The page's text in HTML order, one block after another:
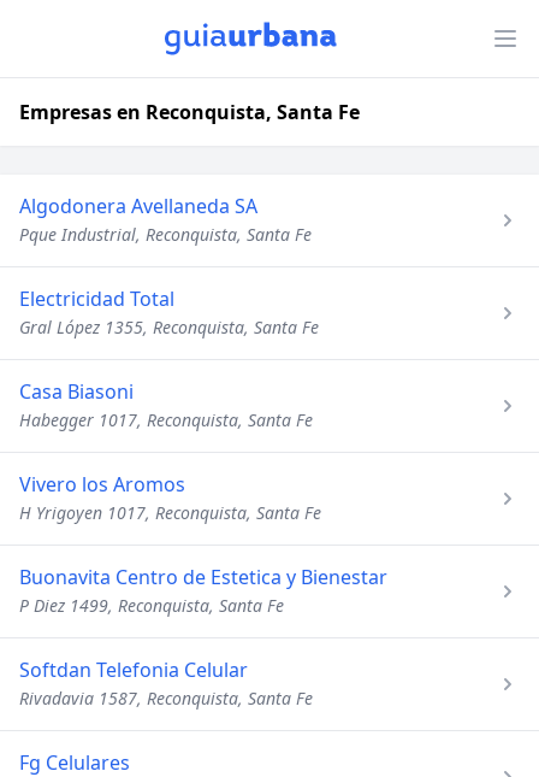
Empresas en Reconquista, Santa Fe
Algodonera Avellaneda SA
Pque Industrial, Reconquista, Santa Fe
Electricidad Total
Gral López 1355, Reconquista, Santa Fe
Casa Biasoni
Habegger 1017, Reconquista, Santa Fe
Vivero los Aromos
H Yrigoyen 1017, Reconquista, Santa Fe
Buonavita Centro de Estetica y Bienestar
P Diez 1499, Reconquista, Santa Fe
Softdan Telefonia Celular
Rivadavia 1587, Reconquista, Santa Fe
Fg Celulares